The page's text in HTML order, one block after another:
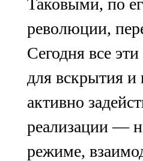
Таковыми, по
революции,
Сегодня все
для вскрытия и
активно
реализации —
режиме,